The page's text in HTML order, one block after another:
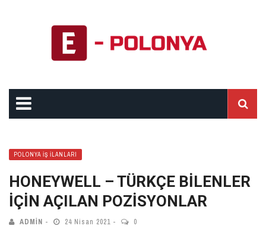
POLONYA İŞ İLANLARI
HONEYWELL – TÜRKÇE BİLENLER
İÇİN AÇILAN POZİSYONLAR
ADMIN 24 Nisan 2021 0